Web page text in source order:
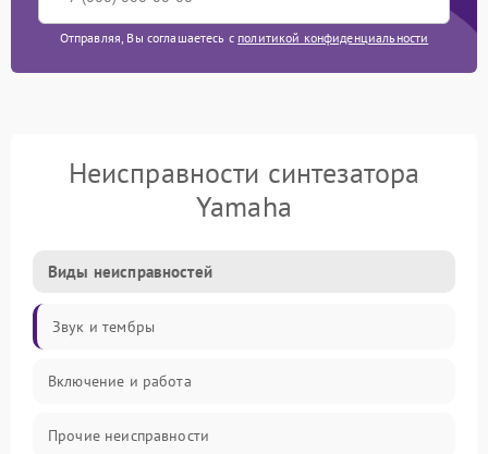
Отправляя, Вы соглашаетесь с политикой конфиденциальности
Неисправности синтезатора
Yamaha
Виды неисправностей
Звук и тембры
Включение и работа
Прочие неисправности